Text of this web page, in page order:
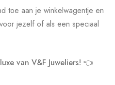
toe aan je winkelwagentje en
jezelf of als een speciaal
van V&F Juweliers! 👈